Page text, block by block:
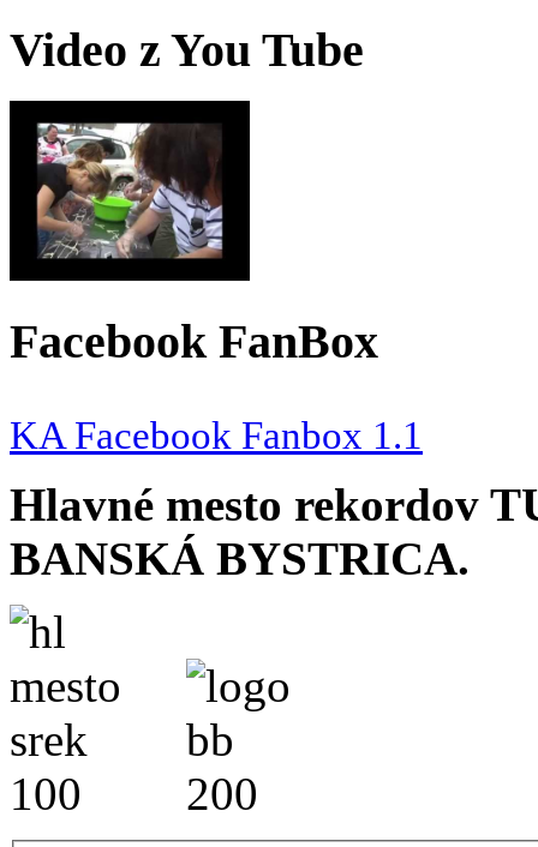
Video z You Tube
Facebook FanBox
KA Facebook Fanbox 1.1
Hlavné mesto rekordov
BANSKÁ BYSTRICA.